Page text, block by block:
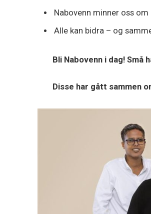
Nabovenn minner oss
Alle kan bidra – og
Bli Nabovenn i dag! Små
Disse har gått sammen